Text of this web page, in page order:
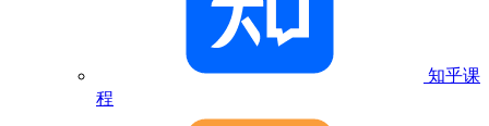
知乎课
程